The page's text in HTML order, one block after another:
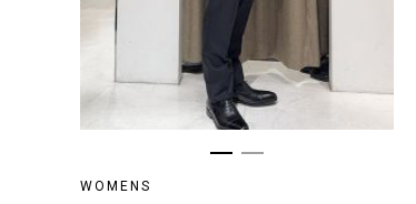
WOMENS